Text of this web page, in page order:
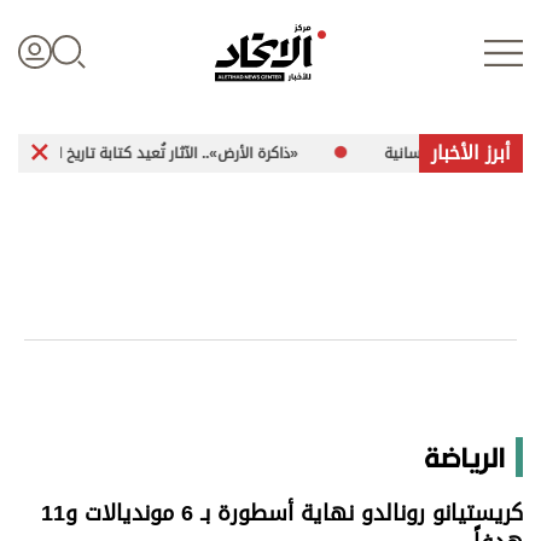
علوم الدار
اقتصاد
الرياضة
أبرز الأخبار «ذاكرة الأرض».. الآثار تُعيد كتابة تاريخ العرب
الرياضة
كريستيانو رونالدو نهاية أسطورة بـ 6 مونديالات و11